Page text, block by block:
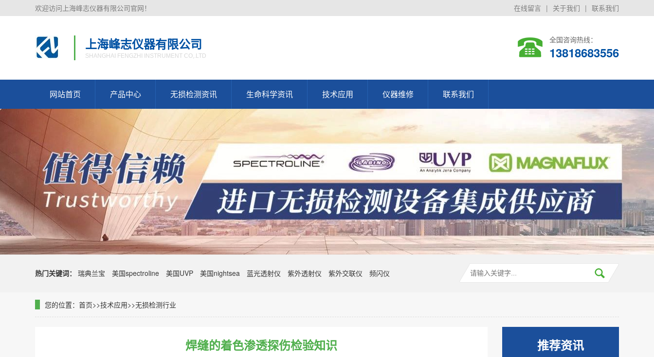
在线留言 | 关于我们 | 联系我们
欢迎访问上海峰志仪器有限公司官网！
上海峰志仪器有限公司
SHANGHAI FENGZHI INSTRUMENT CO,.LTD
全国咨询热线：
13818683556
网站首页 产品中心 无损检测资讯 生命科学资讯 技术应用 仪器维修 联系我们
热门关键词： 瑞典兰宝 美国spectroline 美国UVP 美国nightsea 蓝光透射仪 紫外透射仪 紫外交联仪 频闪仪
您的位置： 首页>>技术应用>>无损检测行业
推荐资讯
焊缝的着色渗透探伤检验知识